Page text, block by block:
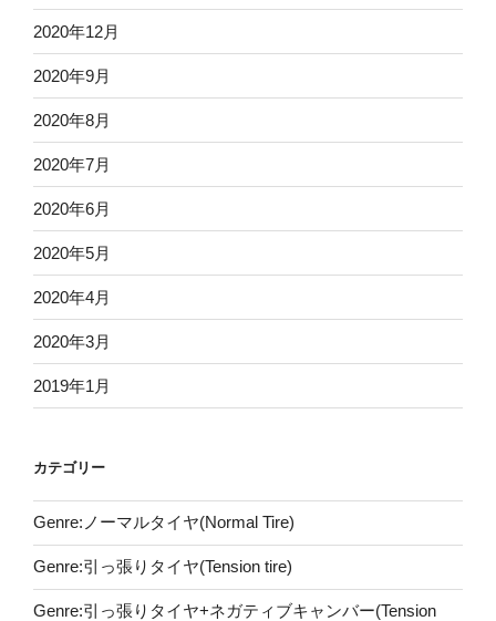
2020年12月
2020年9月
2020年8月
2020年7月
2020年6月
2020年5月
2020年4月
2020年3月
2019年1月
カテゴリー
Genre:ノーマルタイヤ(Normal Tire)
Genre:引っ張りタイヤ(Tension tire)
Genre:引っ張りタイヤ+ネガティブキャンバー(Tension